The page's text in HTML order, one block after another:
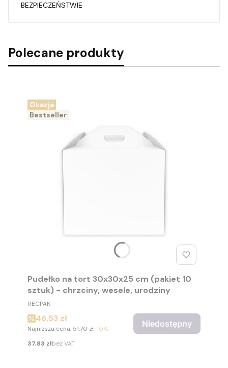
BEZPIECZEŃSTWIE
Polecane produkty
Okazja
Bestseller
Pudełko na tort 30x30x25 cm (pakiet 10
sztuk) - chrzciny, wesele, urodziny
PRODUCENT
RECPAK
Cena promocyjna
46,53 zł
Najniższa cena:51,70 zł-10%
Cena
37,83 złbez VAT
Niedostępny